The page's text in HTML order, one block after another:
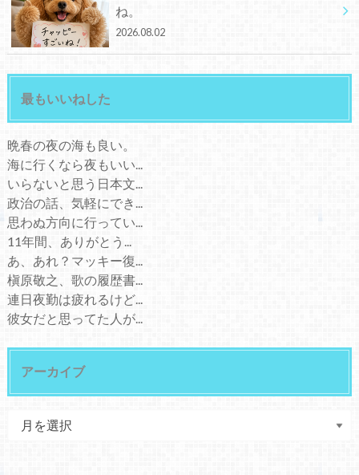
ね。
2026.08.02
最もいいねした
晩春の夜の海も良い。
海に行くなら夜もいい...
いらないと思う日本文...
政治の話、気軽にでき...
思わぬ方向に行ってい...
11年間、ありがとう...
あ、あれ？マッキー復...
槇原敬之、歌の履歴書...
連日夜勤は疲れるけど...
彼女だと思ってた人が...
アーカイブ